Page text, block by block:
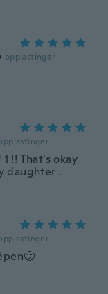
opplastinger
!! That’s okay
daughter .